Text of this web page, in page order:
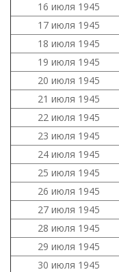
16 июля 1945
17 июля 1945
18 июля 1945
19 июля 1945
20 июля 1945
21 июля 1945
22 июля 1945
23 июля 1945
24 июля 1945
25 июля 1945
26 июля 1945
27 июля 1945
28 июля 1945
29 июля 1945
30 июля 1945